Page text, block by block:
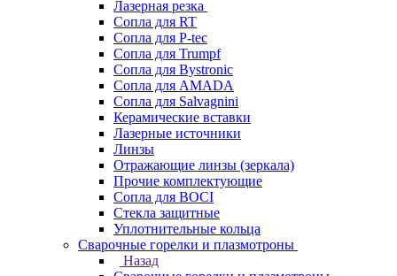
Лазерная резка
Сопла для RT
Сопла для P-tec
Сопла для Trumpf
Сопла для Bystronic
Сопла для AMADA
Сопла для Salvagnini
Керамические вставки
Лазерные источники
Линзы
Отражающие линзы (зеркала)
Прочие комплектующие
Сопла для BOCI
Стекла защитные
Уплотнительные кольца
Сварочные горелки и плазмотроны
Назад